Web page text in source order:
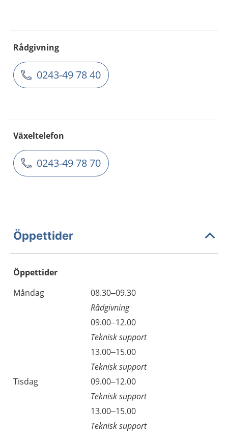
Rådgivning
0243-49 78 40
Växeltelefon
0243-49 78 70
Öppettider
Öppettider
Dag
Öppettider
Kommentarer
Måndag
08.30–09.30
Rådgivning
09.00–12.00
Teknisk support
13.00–15.00
Teknisk support
Tisdag
09.00–12.00
Teknisk support
13.00–15.00
Teknisk support